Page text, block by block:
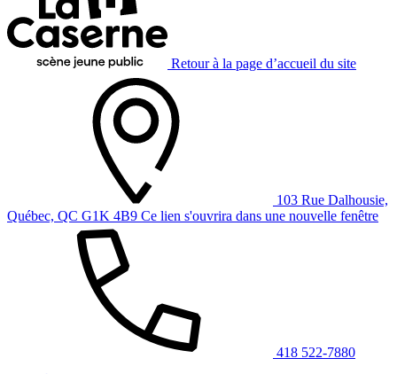
Retour à la page d’accueil du site
103 Rue Dalhousie,
Québec, QC G1K 4B9 Ce lien s'ouvrira dans une nouvelle fenêtre
418 522-7880